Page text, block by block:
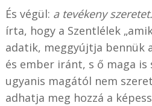
És végül: a tevékeny szeretet.
írta, hogy a Szentlélek
adatik, meggyújtja bennük
és ember iránt, s ő maga is
ugyanis magától nem
adhatja meg hozzá a